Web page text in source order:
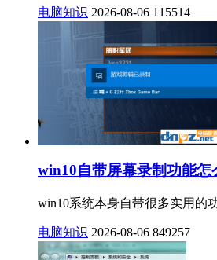
电脑知识 2026-08-06 115514
win10自带屏幕录制功能怎
win10系统本身自带很多实用的
电脑知识 2026-08-06 849257